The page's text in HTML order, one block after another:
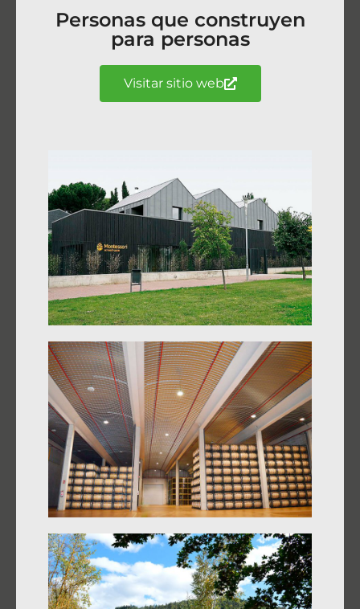
Personas que construyen
para personas
Visitar sitio web